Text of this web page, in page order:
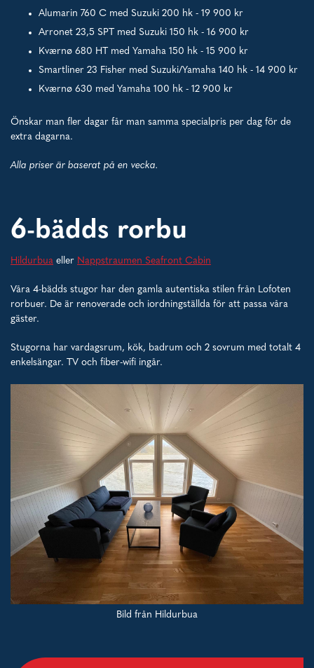
Alumarin 760 C med Suzuki 200 hk - 19 900 kr
Arronet 23,5 SPT med Suzuki 150 hk - 16 900 kr
Kværnø 680 HT med Yamaha 150 hk - 15 900 kr
Smartliner 23 Fisher med Suzuki/Yamaha 140 hk - 14 900 kr
Kværnø 630 med Yamaha 100 hk - 12 900 kr
Önskar man fler dagar får man samma specialpris per dag för de
extra dagarna.
Alla priser är baserat på en vecka.
6-bädds rorbu
Hildurbua eller Nappstraumen Seafront Cabin
Våra 4-bädds stugor har den gamla autentiska stilen från Lofoten
rorbuer. De är renoverade och iordningställda för att passa våra
gäster.
Stugorna har vardagsrum, kök, badrum och 2 sovrum med totalt 4
enkelsängar. TV och fiber-wifi ingår.
Bild från Hildurbua